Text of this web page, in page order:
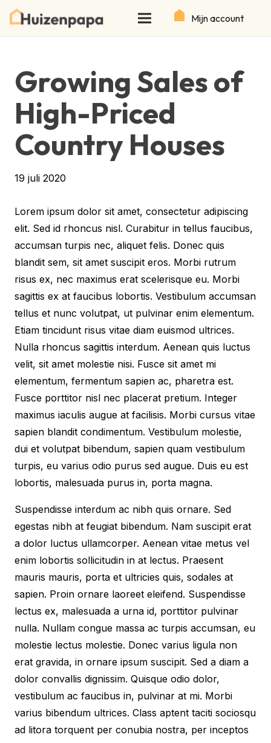
Mijn account
Growing Sales of
High-Priced
Country Houses
19 juli 2020
Lorem ipsum dolor sit amet, consectetur adipiscing
elit. Sed id rhoncus nisl. Curabitur in tellus faucibus,
accumsan turpis nec, aliquet felis. Donec quis
blandit sem, sit amet suscipit eros. Morbi rutrum
risus ex, nec maximus erat scelerisque eu. Morbi
sagittis ex at faucibus lobortis. Vestibulum accumsan
tellus et nunc volutpat, ut pulvinar enim elementum.
Etiam tincidunt risus vitae diam euismod ultrices.
Nulla rhoncus sagittis interdum. Aenean quis luctus
velit, sit amet molestie nisi. Fusce sit amet mi
elementum, fermentum sapien ac, pharetra est.
Fusce porttitor nisl nec placerat pretium. Integer
maximus iaculis augue at facilisis. Morbi cursus vitae
sapien blandit condimentum. Vestibulum molestie,
dui et volutpat bibendum, sapien quam vestibulum
turpis, eu varius odio purus sed augue. Duis eu est
lobortis, malesuada purus in, porta magna.
Suspendisse interdum ac nibh quis ornare. Sed
egestas nibh at feugiat bibendum. Nam suscipit erat
a dolor luctus ullamcorper. Aenean vitae metus vel
enim lobortis sollicitudin in at lectus. Praesent
mauris mauris, porta et ultricies quis, sodales at
sapien. Proin ornare laoreet eleifend. Suspendisse
lectus ex, malesuada a urna id, porttitor pulvinar
nulla. Nullam congue massa ac turpis accumsan, eu
molestie lectus molestie. Donec varius ligula non
erat gravida, in ornare ipsum suscipit. Sed a diam a
dolor convallis dignissim. Quisque odio dolor,
vestibulum ac faucibus in, pulvinar at mi. Morbi
varius bibendum ultrices. Class aptent taciti sociosqu
ad litora torquent per conubia nostra, per inceptos